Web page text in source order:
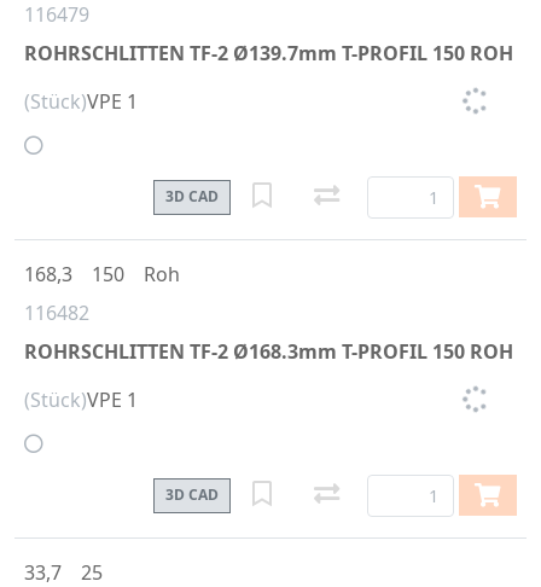
116479
ROHRSCHLITTEN TF-2 Ø139.7mm T-PROFIL 150 ROH
(Stück)VPE 1
3D CAD
116482
ROHRSCHLITTEN TF-2 Ø168.3mm T-PROFIL 150 ROH
168,3 150 Roh
(Stück)VPE 1
3D CAD
33,7 25